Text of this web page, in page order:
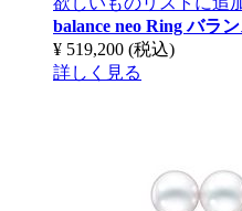
balance neo Ringバラ
¥ 519,200 (税込)
詳しく見る